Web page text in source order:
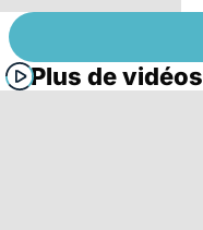
Plus de vidéos